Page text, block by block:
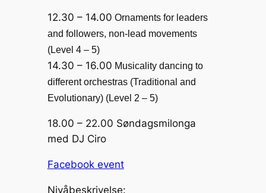
12.30 – 14.00 Ornaments for leaders
and followers, non-lead movements
(Level 4 – 5)
14.30 – 16.00 Musicality dancing to
different orchestras (Traditional and
Evolutionary) (Level 2 – 5)
18.00 – 22.00 Søndagsmilonga
med DJ Ciro
Facebook event
Nivåbeskrivelse: